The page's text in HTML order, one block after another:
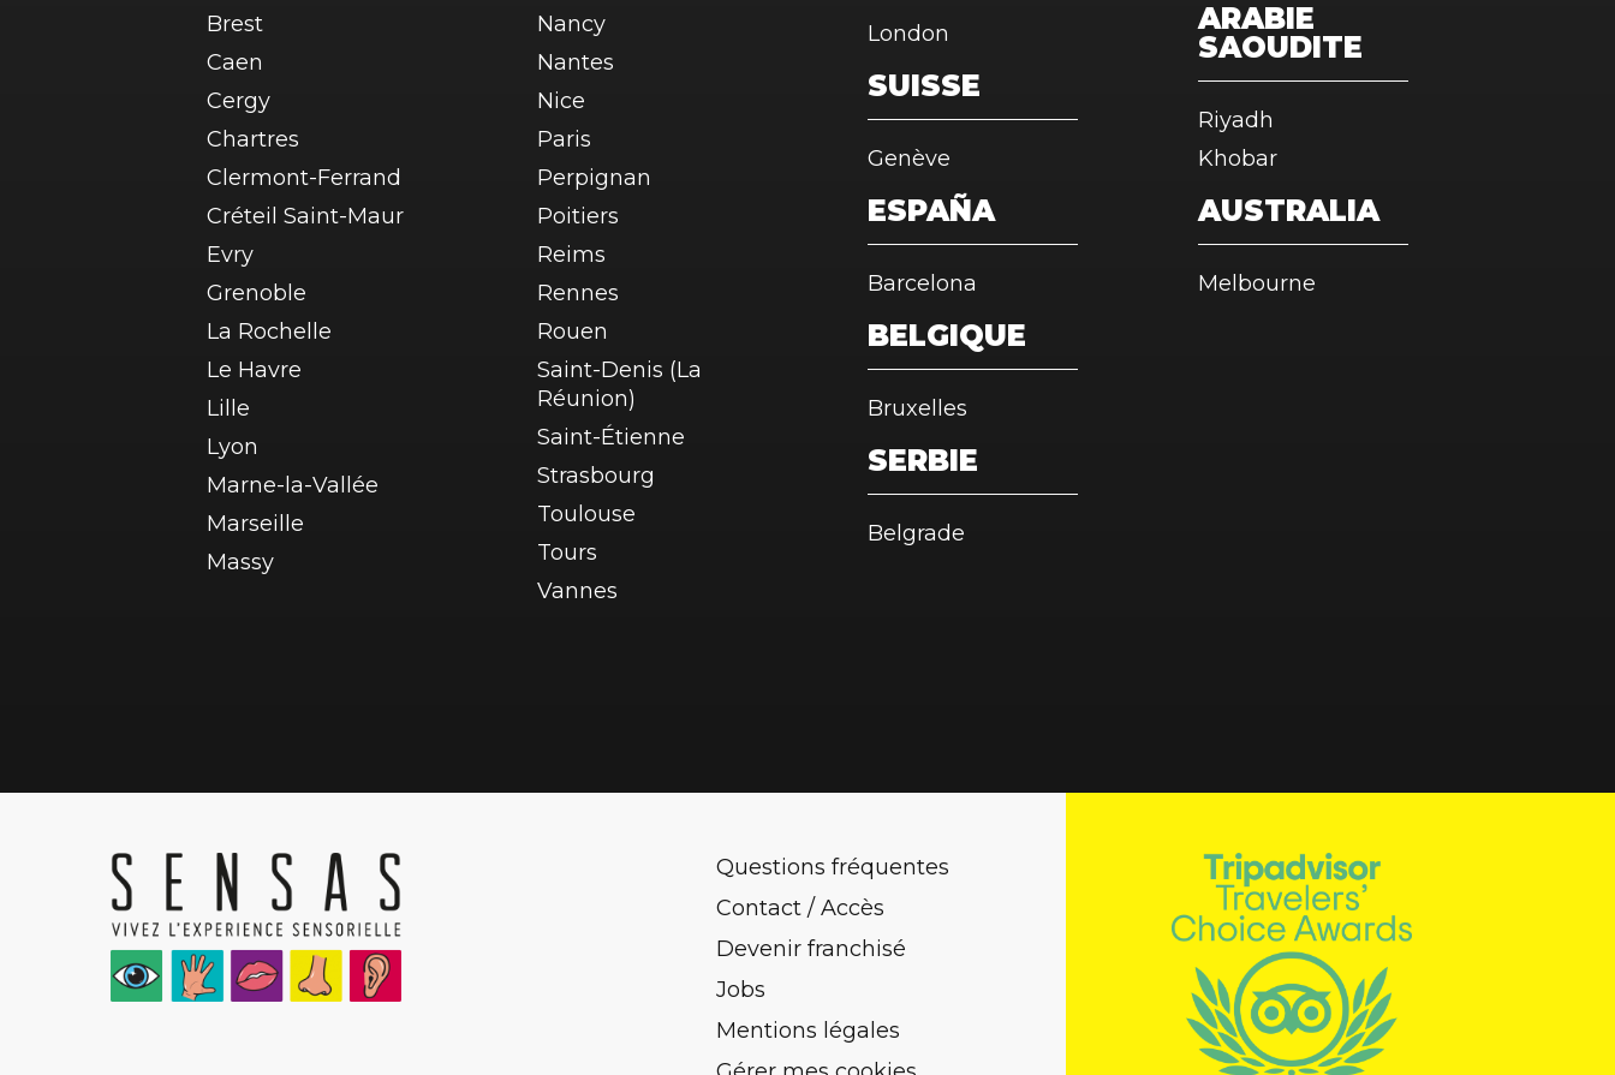
Brest
Caen
Cergy
Chartres
Clermont-Ferrand
Créteil Saint-Maur
Evry
Grenoble
La Rochelle
Le Havre
Lille
Lyon
Marne-la-Vallée
Marseille
Massy
Nancy
Nantes
Nice
Paris
Perpignan
Poitiers
Reims
Rennes
Rouen
Saint-Denis (La
Réunion)
Saint-Étienne
Strasbourg
Toulouse
Tours
Vannes
London
SUISSE
Genève
ESPAÑA
Barcelona
BELGIQUE
Bruxelles
SERBIE
Belgrade
ARABIE
SAOUDITE
Riyadh
Khobar
AUSTRALIA
Melbourne
Questions fréquentes
Contact / Accès
Devenir franchisé
Jobs
Mentions légales